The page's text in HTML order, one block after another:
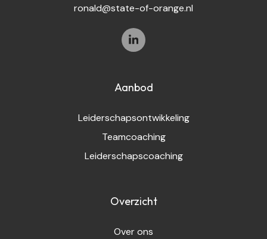
ronald@state-of-orange.nl
Aanbod
Leiderschapsontwikkeling
Teamcoaching
Leiderschapscoaching
Overzicht
Over ons